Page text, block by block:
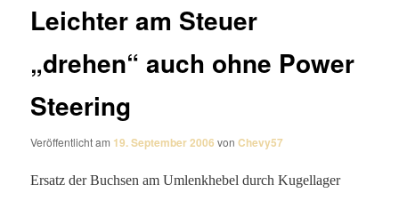
Leichter am Steuer
„drehen“ auch ohne Power
Steering
Veröffentlicht am 19. September 2006 vonChevy57
Ersatz der Buchsen am Umlenkhebel durch Kugellager